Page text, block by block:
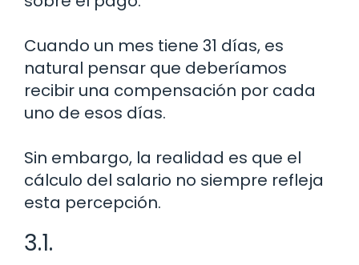
Cuando un mes tiene 31 días, es
natural pensar que deberíamos
recibir una compensación por cada
uno de esos días.
Sin embargo, la realidad es que el
cálculo del salario no siempre refleja
esta percepción.
3.1.